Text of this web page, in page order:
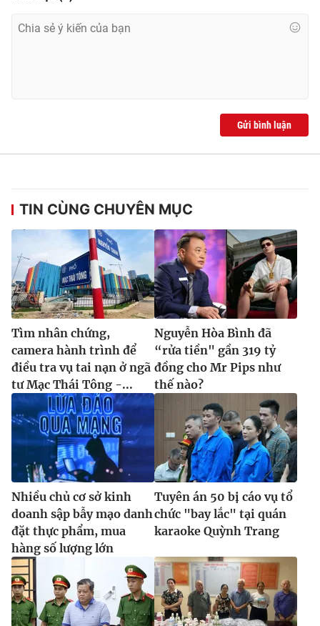
Gửi bình luận
TIN CÙNG CHUYÊN MỤC
Tìm nhân chứng,
camera hành trình để
điều tra vụ tai nạn ở ngã
tư Mạc Thái Tông -...
Nguyễn Hòa Bình đã
“rửa tiền" gần 319 tỷ
đồng cho Mr Pips như
thế nào?
Nhiều chủ cơ sở kinh
doanh sập bẫy mạo danh
đặt thực phẩm, mua
hàng số lượng lớn
Tuyên án 50 bị cáo vụ tổ
chức "bay lắc" tại quán
karaoke Quỳnh Trang